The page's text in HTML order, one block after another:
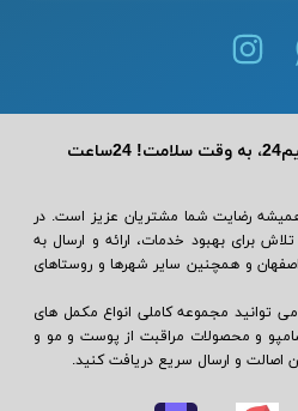
فروشگاه اینترنتی داروخانه حکیم24، به وقت سلامت! 24ساعت
داروخانه آنلاین حکیم 24 همیشه رضایت شما مشتریان عزیز است. در
برای بهبود خدمات، ارائه و ارسال به
و همچنین سایر شهرها و روستاهای
آنلاین حکیم 24 شما می ‌توانید مجموعه کاملی انواع مکمل‌ های
و محصولات مراقبت از پوست و مو و
اصالت و ارسال سریع دریافت کنید.